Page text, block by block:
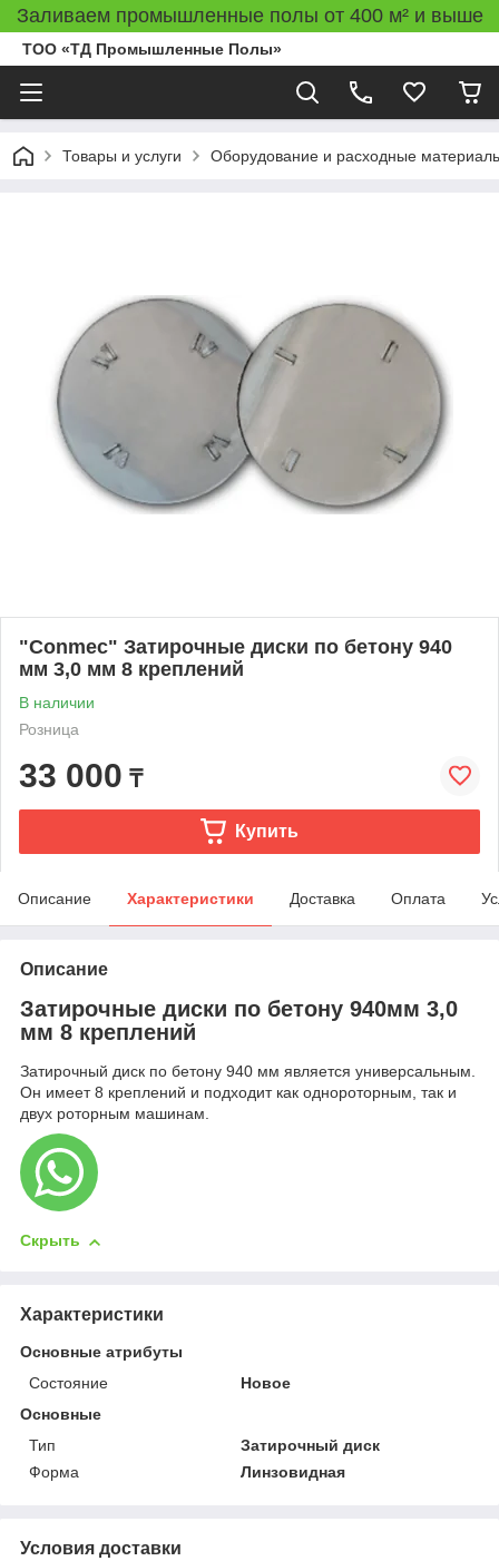
Заливаем промышленные полы от 400 м² и выше
ТОО «ТД Промышленные Полы»
Товары и услуги Оборудование и расходные
"Conmec" Затирочные диски по бетону 940
мм 3,0 мм 8 креплений
В наличии
Розница
33 000 ₸
Купить
Описание Характеристики Доставка Оплата
Описание
Затирочные диски по бетону 940мм 3,0
мм 8 креплений
Затирочный диск по бетону 940 мм является универсальным.
Он имеет 8 креплений и подходит как однороторным, так и
двух роторным машинам.
Скрыть
Характеристики
Основные атрибуты
Состояние
Новое
Основные
Тип
Затирочный диск
Форма
Линзовидная
Условия доставки